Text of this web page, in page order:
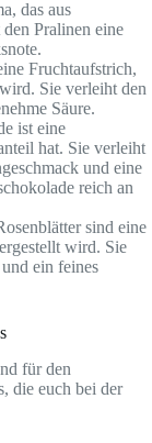
das aus
Pralinen eine
Fruchtaufstrich,
Sie verleiht den
Säure.
ist eine
hat. Sie verleiht
und eine
reich an
sind eine
wird. Sie
ein feines
für den
die euch bei der